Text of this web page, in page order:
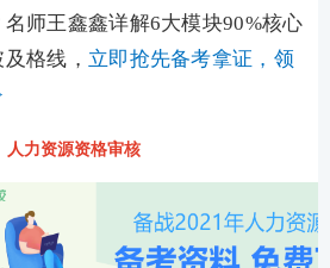
师王鑫鑫详解6大模块90%核心
格线， 立即抢先备考拿证，领
人力资源资格审核